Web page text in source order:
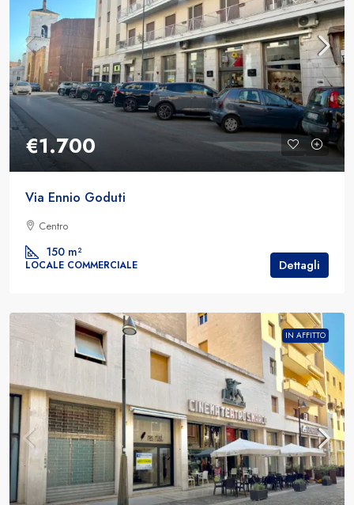
€1.700
Via Ennio Goduti
Centro
150 m²
LOCALE COMMERCIALE Dettagli
IN AFFITTO